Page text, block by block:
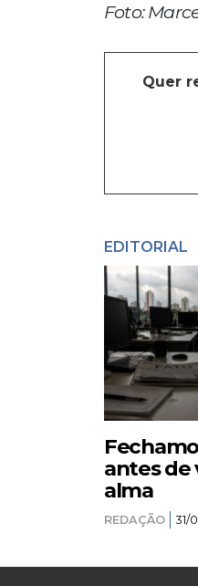
Foto:
Quer
EDITORIAL
antes de
alma
REDAÇÃO 31/